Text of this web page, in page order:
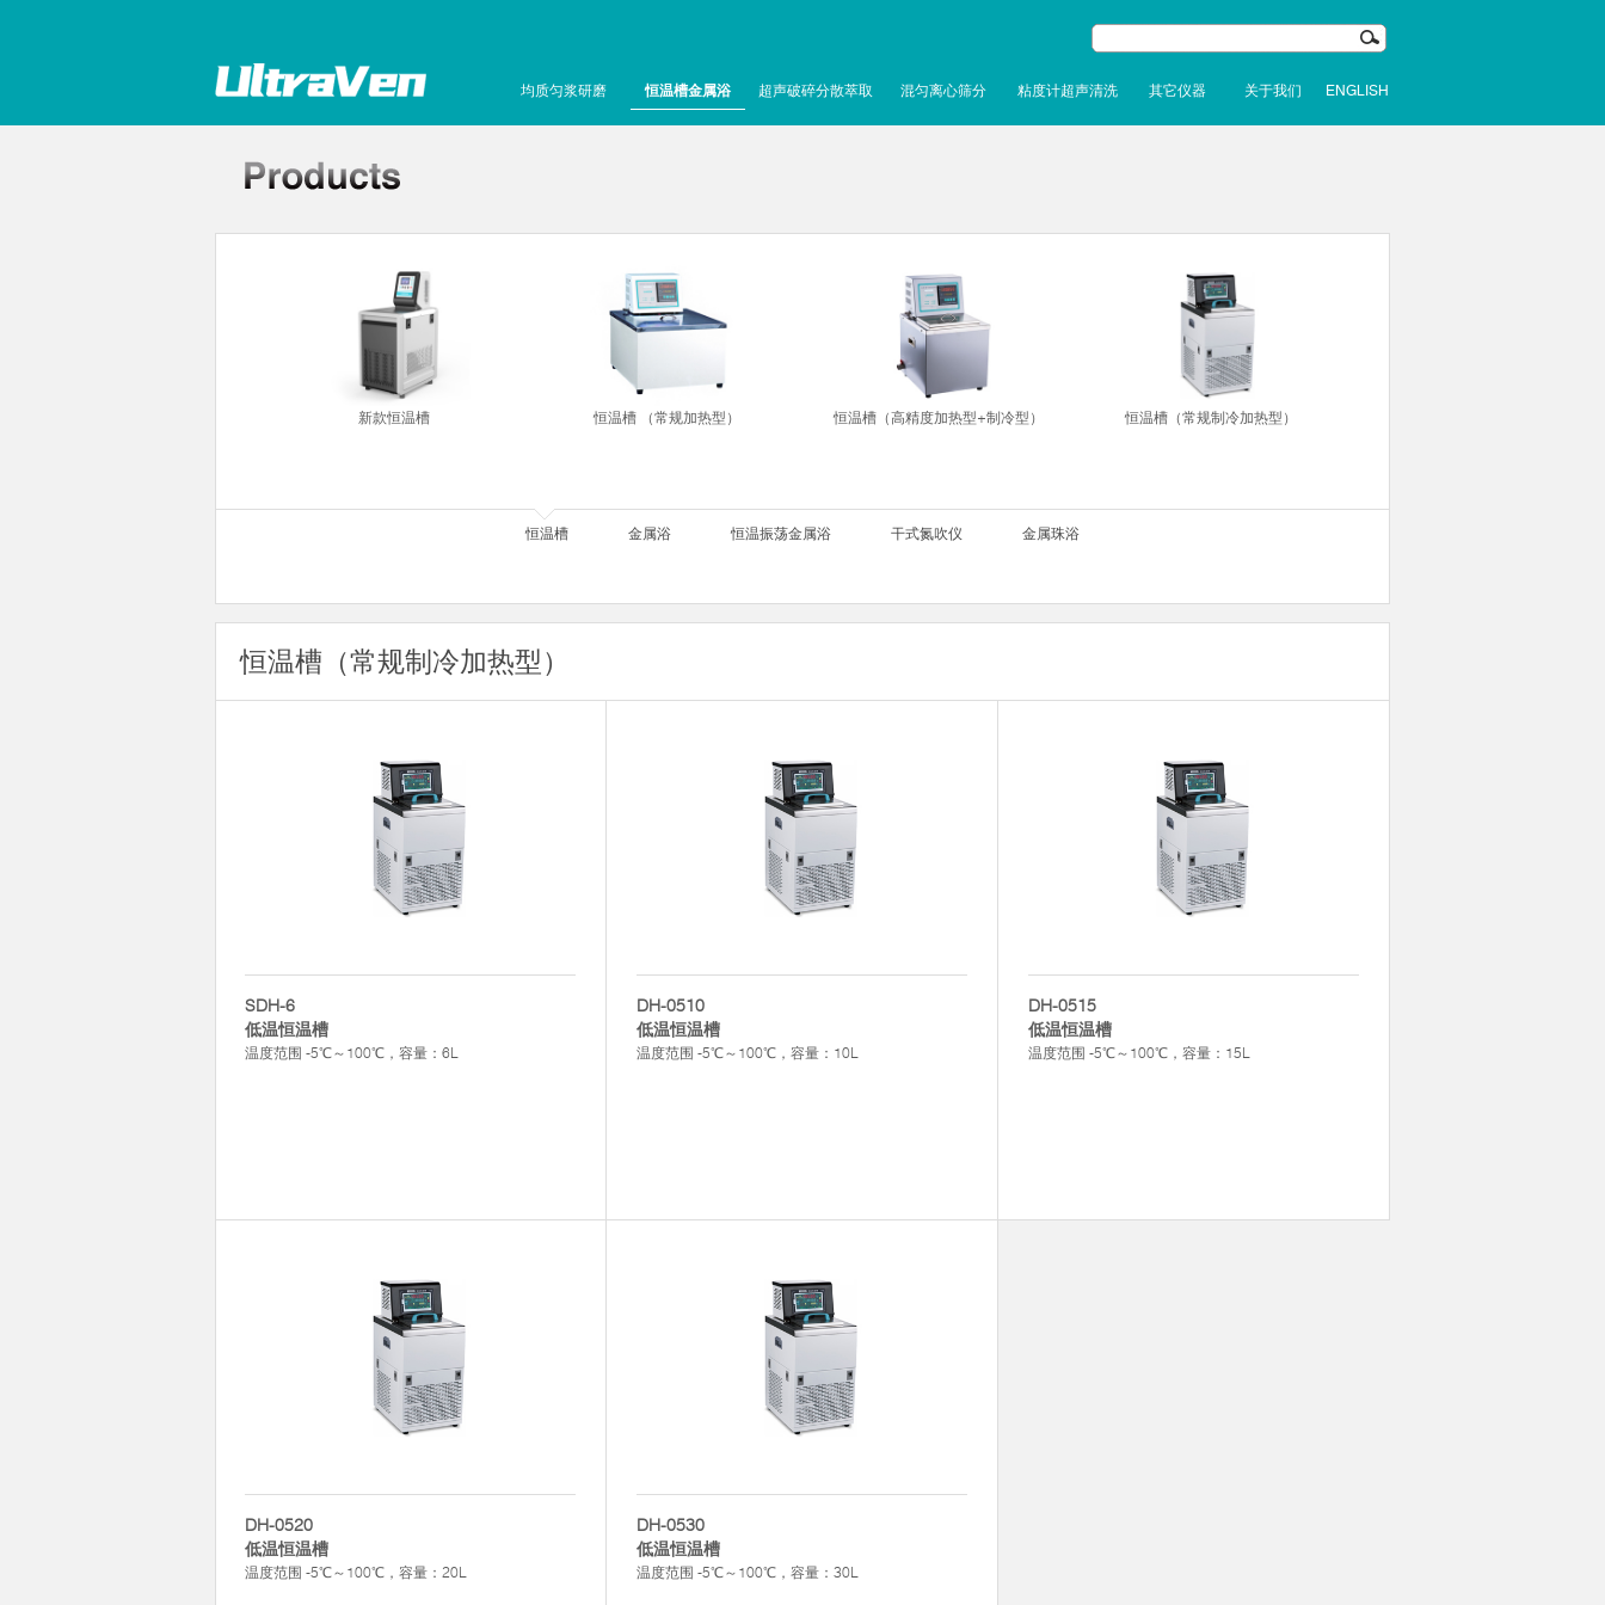
均质匀浆研磨 恒温槽金属浴 超声破碎分散萃取 混匀离心筛分 粘度计超声清洗 其它仪器 关于我们 ENGLISH
新款恒温槽 恒温槽 （常规加热型） 恒温槽（高精度加热型+制冷型） 恒温槽（常规制冷加热型）
恒温槽 金属浴 恒温振荡金属浴 干式氮吹仪 金属珠浴
恒温槽（常规制冷加热型）
SDH-6
低温恒温槽
温度范围 -5℃～100℃，容量：6L
DH-0510
低温恒温槽
温度范围 -5℃～100℃，容量：10L
DH-0515
低温恒温槽
温度范围 -5℃～100℃，容量：15L
DH-0520
低温恒温槽
温度范围 -5℃～100℃，容量：20L
DH-0530
低温恒温槽
温度范围 -5℃～100℃，容量：30L